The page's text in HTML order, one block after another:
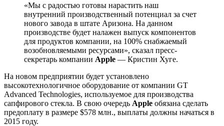
«Мы с радостью готовы нарастить наш
внутренний производственный потенциал за счет
нового завода в штате Аризона. На данном
производстве будет налажен выпуск компонентов
для продуктов компании, на 100% снабжаемый
возобновляемыми ресурсами», сказал пресс-
секретарь компании Apple — Кристин Хуге.
На новом предприятии будет установлено
высокотехнологичное оборудование от компании GT
Advanced Technologies, используемое для производства
сапфирового стекла. В свою очередь Apple обязана сделать
предоплату в размере $578 млн., выплаты должны начаться в
2015 году.